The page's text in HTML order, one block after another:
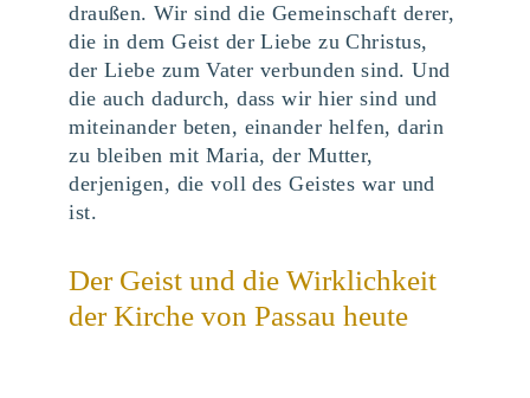
draußen. Wir sind die Gemeinschaft derer,
die in dem Geist der Liebe zu Christus,
der Liebe zum Vater verbunden sind. Und
die auch dadurch, dass wir hier sind und
miteinander beten, einander helfen, darin
zu bleiben mit Maria, der Mutter,
derjenigen, die voll des Geistes war und
ist.
Der Geist und die Wirklichkeit
der Kirche von Passau heute